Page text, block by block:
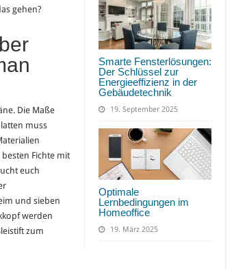
Smarte Fensterlösungen:
Der Schlüssel zur
Energieeffizienz in der
Gebäudetechnik
19. September 2025
Optimale
Lernbedingungen im
Homeoffice
19. März 2025
gehen?
Die Maße
muss
Fichte mit
euch
und sieben
werden
zum